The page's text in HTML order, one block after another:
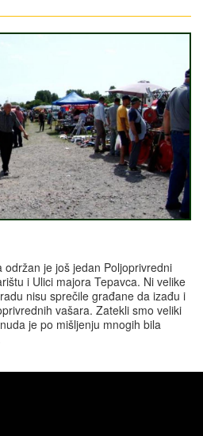
je još jedan Poljoprivredni
i Ulici majora Tepavca. Ni velike
nisu sprečile građane da izađu i
vašara. Zatekli smo veliki
je po mišljenju mnogih bila